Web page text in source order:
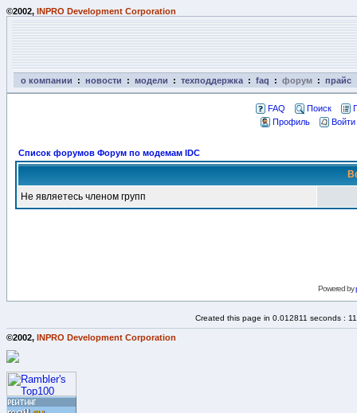
©2002, INPRO Development Corporation
о компании : новости : модели : техподдержка : faq : форум : прайс
FAQ Поиск
Профиль
Список форумов Форум по модемам IDC
Не являетесь членом групп
Powered by
Created this page in 0.012811 seconds :
©2002, INPRO Development Corporation